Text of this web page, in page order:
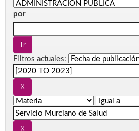
por
Filtros actuales: